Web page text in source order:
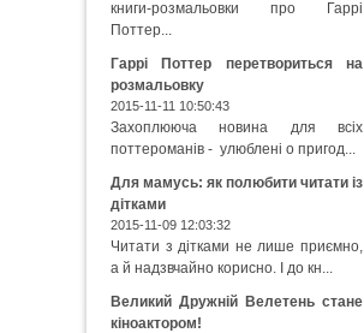
книги-розмальовки про Гаррі
Поттер...
Гаррі Поттер перетвориться на
розмальовку
2015-11-11 10:50:43
Захоплююча новина для всіх
поттероманів - улюблені о пригод...
Для мамусь: як полюбити читати із
дітками
2015-11-09 12:03:32
Читати з дітками не лише приємно,
а й надзвчайно корисно. І до кн...
Великий Дружній Велетень стане
кіноактором!